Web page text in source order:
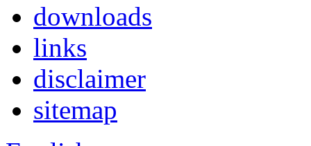
downloads
links
disclaimer
sitemap